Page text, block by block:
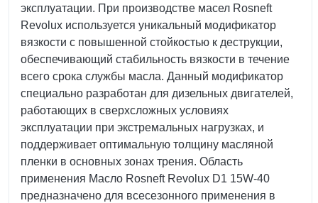
эксплуатации. При производстве масел Rosneft
Revolux используется уникальный модификатор
вязкости с повышенной стойкостью к деструкции,
обеспечивающий стабильность вязкости в течение
всего срока службы масла. Данный модификатор
специально разработан для дизельных двигателей,
работающих в сверхсложных условиях
эксплуатации при экстремальных нагрузках, и
поддерживает оптимальную толщину масляной
пленки в основных зонах трения. Область
применения Масло Rosneft Revolux D1 15W-40
предназначено для всесезонного применения в